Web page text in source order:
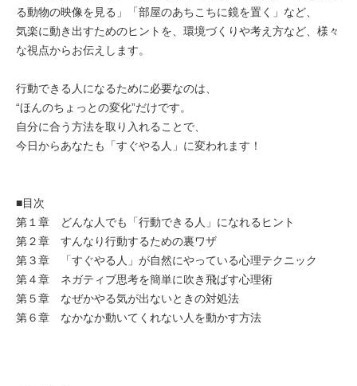
る動物の映像を見る」「部屋のあちこちに鏡を置く」など、
気楽に動き出すためのヒントを、環境づくりや考え方など、様々
な視点からお伝えします。
行動できる人になるために必要なのは、
“ほんのちょっとの変化”だけです。
自分に合う方法を取り入れることで、
今日からあなたも「すぐやる人」に変われます！
■目次
第１章 どんな人でも「行動できる人」になれるヒント
第２章 すんなり行動するための裏ワザ
第３章 「すぐやる人」が自然にやっている心理テクニック
第４章 ネガティブ思考を簡単に吹き飛ばす心理術
第５章 なぜかやる気が出ないときの対処法
第６章 なかなか動いてくれない人を動かす方法